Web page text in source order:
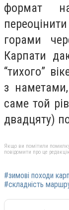
формат
горами
Карпати
“тихого”
з
саме той
двадцяту)
Якщо ви помітили
повідомити про це
#зимові походи
#складність